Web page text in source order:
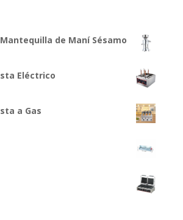
de Maní Sésamo
Eléctrico
a Gas